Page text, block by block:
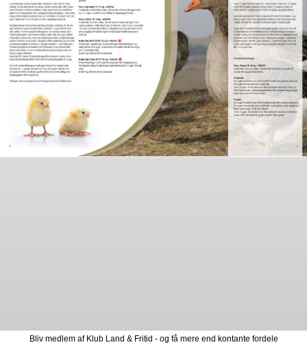
Bliv medlem af Klub Land & Fritid - og få mere end kontante fordele